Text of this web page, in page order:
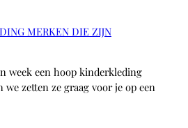
MERKEN DIE ZIJN
week een hoop kinderkleding
we zetten ze graag voor je op een